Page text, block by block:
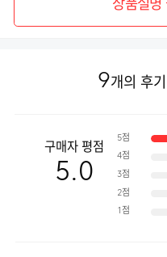
상품설명
9개의 후기
구매자 평점
5.0
5점
4점
3점
2점
1점